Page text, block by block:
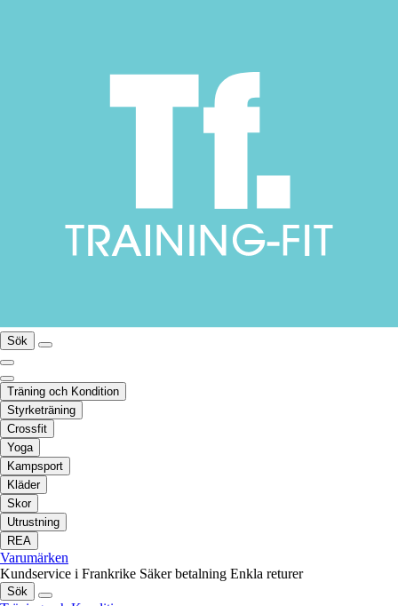
Sök
Träning och Kondition
Styrketräning
Crossfit
Yoga
Kampsport
Kläder
Skor
Utrustning
REA
Varumärken
Kundservice i Frankrike Säker betalning Enkla returer
Sök